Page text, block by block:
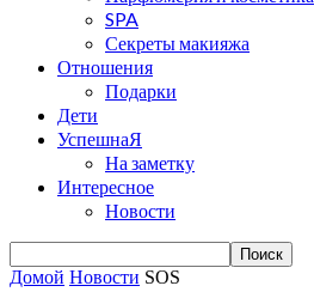
SPA
Секреты макияжа
Отношения
Подарки
Дети
УспешнаЯ
На заметку
Интересное
Новости
Домой Новости SOS